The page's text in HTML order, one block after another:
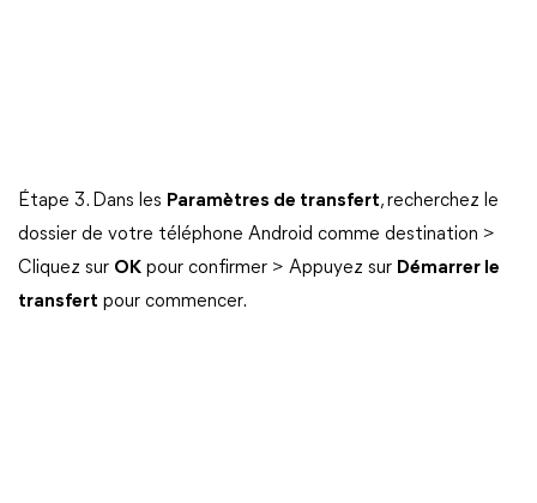
Étape 3. Dans les Paramètres de transfert, recherchez le
dossier de votre téléphone Android comme destination >
Cliquez sur OK pour confirmer > Appuyez sur Démarrer le
transfert pour commencer.